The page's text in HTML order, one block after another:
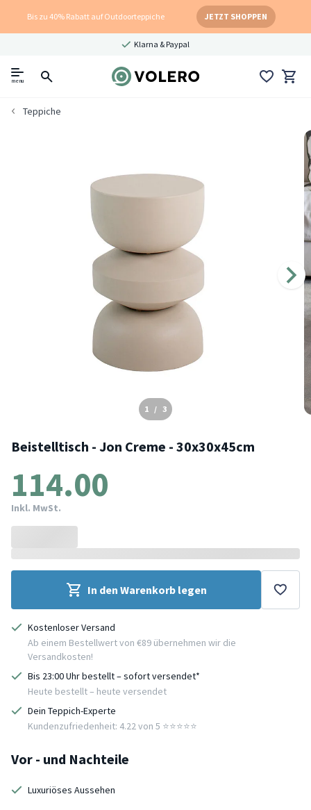
Bis zu 40% Rabatt auf Outdoorteppiche JETZT SHOPPEN
Klarna & Paypal
menu
Teppiche
1 / 3
Beistelltisch - Jon Creme - 30x30x45cm
114.00
Inkl. MwSt.
In den Warenkorb legen
Kostenloser Versand
Ab einem Bestellwert von €89 übernehmen wir die
Versandkosten!
Bis 23:00 Uhr bestellt – sofort versendet*
Heute bestellt – heute versendet
Dein Teppich-Experte
Kundenzufriedenheit: 4.22 von 5 ⭐️⭐️⭐️⭐️⭐️
Vor - und Nachteile
Luxuriöses Aussehen